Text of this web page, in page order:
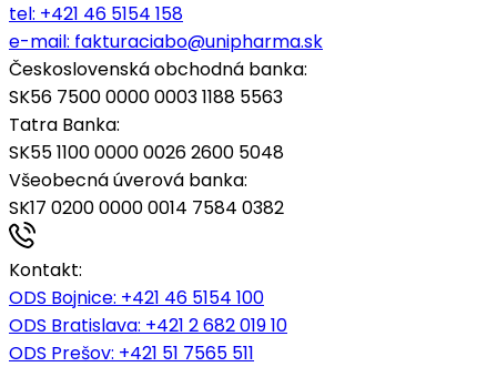
tel: +421 46 5154 158
e-mail: fakturaciabo@unipharma.sk
Československá obchodná banka:
SK56 7500 0000 0003 1188 5563
Tatra Banka:
SK55 1100 0000 0026 2600 5048
Všeobecná úverová banka:
SK17 0200 0000 0014 7584 0382
Kontakt:
ODS Bojnice: +421 46 5154 100
ODS Bratislava: +421 2 682 019 10
ODS Prešov: +421 51 7565 511